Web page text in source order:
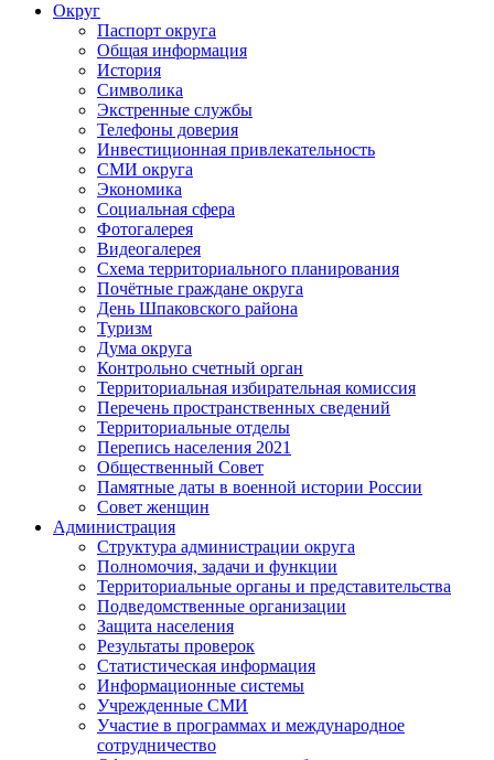
Округ
Паспорт округа
Общая информация
История
Символика
Экстренные службы
Телефоны доверия
Инвестиционная привлекательность
СМИ округа
Экономика
Социальная сфера
Фотогалерея
Видеогалерея
Схема территориального планирования
Почётные граждане округа
День Шпаковского района
Туризм
Дума округа
Контрольно счетный орган
Территориальная избирательная комиссия
Перечень пространственных сведений
Территориальные отделы
Перепись населения 2021
Общественный Совет
Памятные даты в военной истории России
Совет женщин
Администрация
Структура администрации округа
Полномочия, задачи и функции
Территориальные органы и представительства
Подведомственные организации
Защита населения
Результаты проверок
Статистическая информация
Информационные системы
Учрежденные СМИ
Участие в программах и международное
сотрудничество